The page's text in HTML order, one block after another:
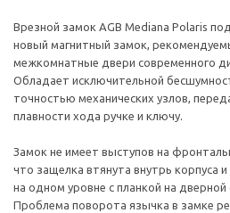
Врезной замок AGB Mediana Polaris
новый магнитный замок,
межкомнатные двери современного
Обладает исключительной
точностью механических узлов,
плавности хода ручке и ключу.
Замок не имеет выступов на
что защелка втянута внутрь корпуса
на одном уровне с планкой на дверной
Проблема поворота язычка в замке